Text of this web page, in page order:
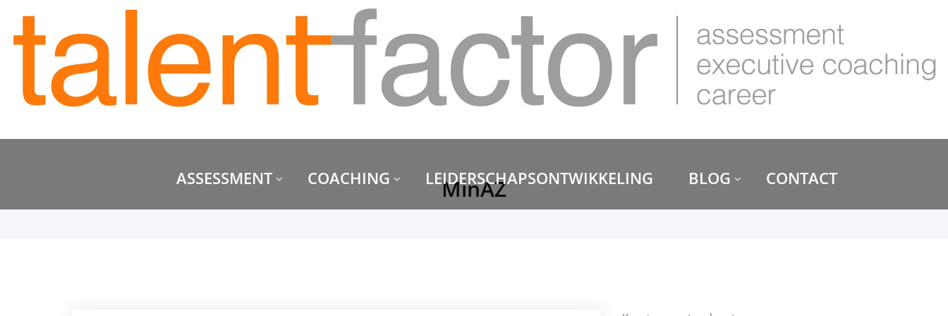
ASSESSMENT COACHING LEIDERSCHAPSONTWIKKELING BLOG CONTACT
MinAZ